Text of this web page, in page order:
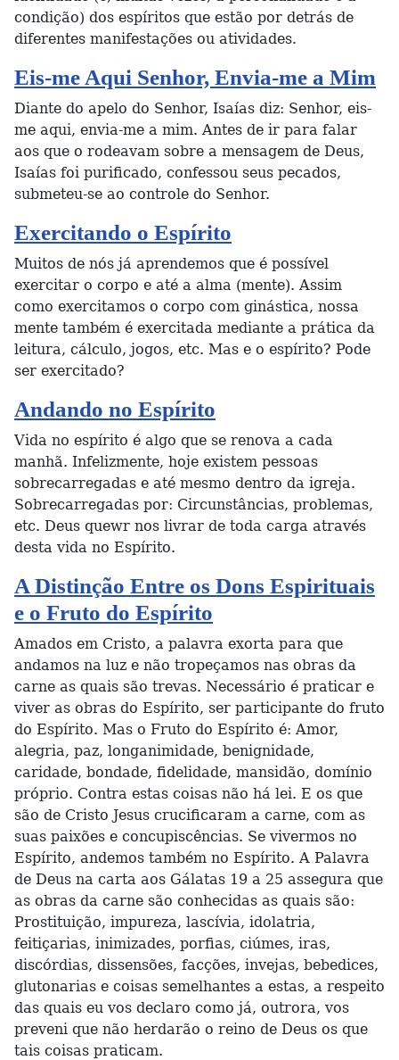
condição) dos espíritos que estão por detrás de
diferentes manifestações ou atividades.
Eis-me Aqui Senhor, Envia-me a Mim
Diante do apelo do Senhor, Isaías diz: Senhor, eis-
me aqui, envia-me a mim. Antes de ir para falar
aos que o rodeavam sobre a mensagem de Deus,
Isaías foi purificado, confessou seus pecados,
submeteu-se ao controle do Senhor.
Exercitando o Espírito
Muitos de nós já aprendemos que é possível
exercitar o corpo e até a alma (mente). Assim
como exercitamos o corpo com ginástica, nossa
mente também é exercitada mediante a prática da
leitura, cálculo, jogos, etc. Mas e o espírito? Pode
ser exercitado?
Andando no Espírito
Vida no espírito é algo que se renova a cada
manhã. Infelizmente, hoje existem pessoas
sobrecarregadas e até mesmo dentro da igreja.
Sobrecarregadas por: Circunstâncias, problemas,
etc. Deus quewr nos livrar de toda carga através
desta vida no Espírito.
A Distinção Entre os Dons Espirituais
e o Fruto do Espírito
Amados em Cristo, a palavra exorta para que
andamos na luz e não tropeçamos nas obras da
carne as quais são trevas. Necessário é praticar e
viver as obras do Espírito, ser participante do fruto
do Espírito. Mas o Fruto do Espírito é: Amor,
alegria, paz, longanimidade, benignidade,
caridade, bondade, fidelidade, mansidão, domínio
próprio. Contra estas coisas não há lei. E os que
são de Cristo Jesus crucificaram a carne, com as
suas paixões e concupiscências. Se vivermos no
Espírito, andemos também no Espírito. A Palavra
de Deus na carta aos Gálatas 19 a 25 assegura que
as obras da carne são conhecidas as quais são:
Prostituição, impureza, lascívia, idolatria,
feitiçarias, inimizades, porfias, ciúmes, iras,
discórdias, dissensões, facções, invejas, bebedices,
glutonarias e coisas semelhantes a estas, a respeito
das quais eu vos declaro como já, outrora, vos
preveni que não herdarão o reino de Deus os que
tais coisas praticam.